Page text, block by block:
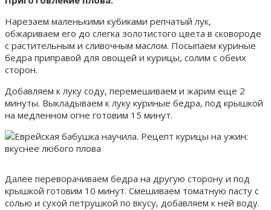
Нарезаем маленькими кубиками репчатый лук,
обжариваем его до слегка золотистого цвета в сковороде
с растительным и сливочным маслом. Посыпаем куриные
бедра приправой для овощей и курицы, солим с обеих
сторон.
Добавляем к луку соду, перемешиваем и жарим еще 2
минуты. Выкладываем к луку куриные бедра, под крышкой
на медленном огне готовим 15 минут.
Далее переворачиваем бедра на другую сторону и под
крышкой готовим 10 минут. Смешиваем томатную пасту с
солью и сухой петрушкой по вкусу, добавляем к ней воду.